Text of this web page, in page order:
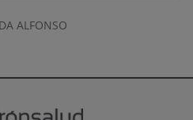
ALFONSO